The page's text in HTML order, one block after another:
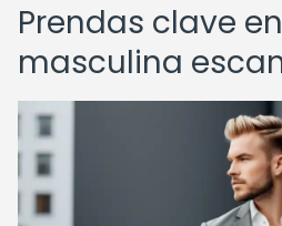
Prendas clave
masculina